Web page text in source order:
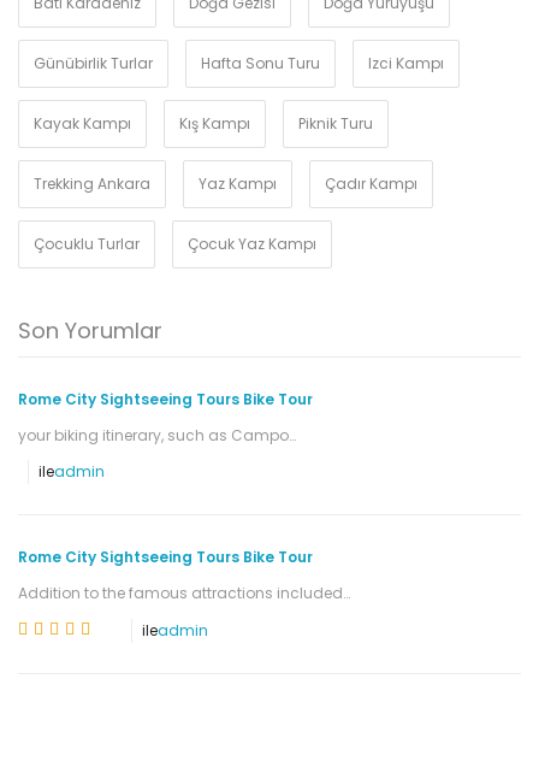
Günübirlik Turlar Hafta Sonu Turu Izci Kampı
Kayak Kampı Kış Kampı Piknik Turu
Trekking Ankara Yaz Kampı Çadır Kampı
Çocuklu Turlar Çocuk Yaz Kampı
Son Yorumlar
Rome City Sightseeing Tours Bike Tour
your biking itinerary, such as Campo…
ileadmin
Rome City Sightseeing Tours Bike Tour
Addition to the famous attractions included…
ileadmin